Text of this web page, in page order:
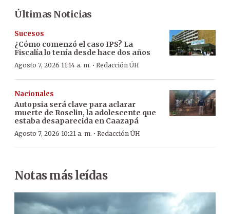
Últimas Noticias
Sucesos
¿Cómo comenzó el caso IPS? La
Fiscalía lo tenía desde hace dos años
Agosto 7, 2026 11:14 a. m. · Redacción ÚH
Nacionales
Autopsia será clave para aclarar
muerte de Roselin, la adolescente que
estaba desaparecida en Caazapá
Agosto 7, 2026 10:21 a. m. · Redacción ÚH
Notas más leídas